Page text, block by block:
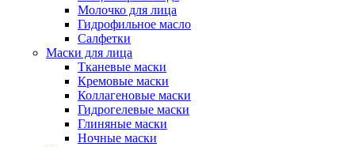
Молочко для лица
Гидрофильное масло
Салфетки
Маски для лица
Тканевые маски
Кремовые маски
Коллагеновые маски
Гидрогелевые маски
Глиняные маски
Ночные маски